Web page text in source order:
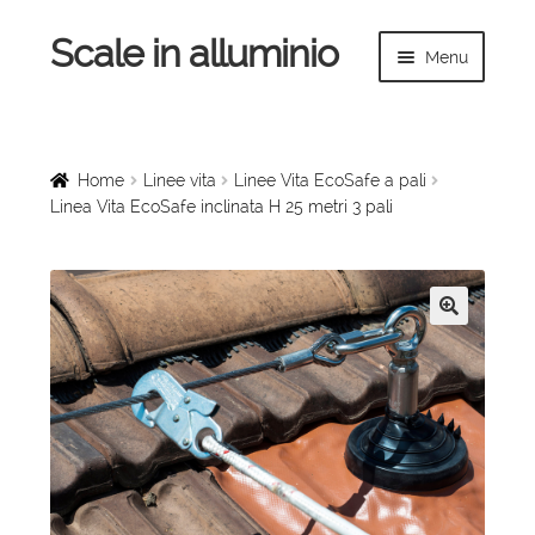
Vai
alla
Vai
al
Scale in alluminio Menu
Scale a chiocciola
Linee vita
Espandi
il
menu
child
Scale in legno
Espandi
il
menu
child
Rampe di carico
Sollevatori
Espandi
il
Home Linee vita
Linee Vita EcoSafe a pali
Linea Vita EcoSafe inclinata H 25 metri 3 pali
🔍